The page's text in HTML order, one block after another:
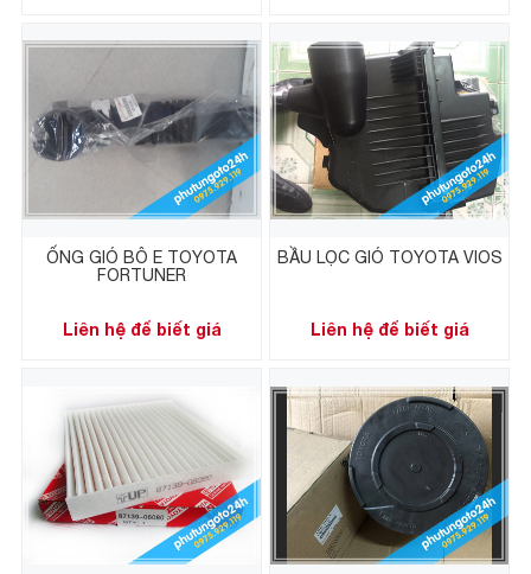
ỐNG GIÓ BÔ E TOYOTA
FORTUNER
Liên hệ để biết giá
BẦU LỌC GIÓ TOYOTA VIOS
Liên hệ để biết giá